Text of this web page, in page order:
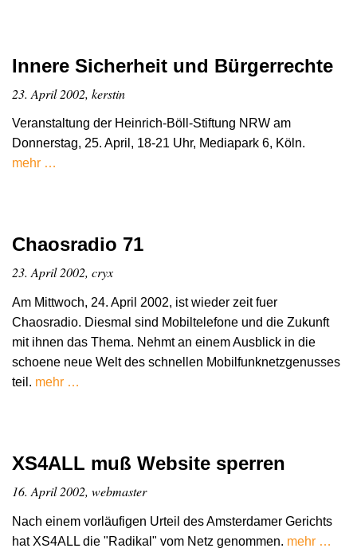
Innere Sicherheit und Bürgerrechte
23. April 2002, kerstin
Veranstaltung der Heinrich-Böll-Stiftung NRW am
Donnerstag, 25. April, 18-21 Uhr, Mediapark 6, Köln.
mehr …
Chaosradio 71
23. April 2002, cryx
Am Mittwoch, 24. April 2002, ist wieder zeit fuer
Chaosradio. Diesmal sind Mobiltelefone und die Zukunft
mit ihnen das Thema. Nehmt an einem Ausblick in die
schoene neue Welt des schnellen Mobilfunknetzgenusses
teil. mehr …
XS4ALL muß Website sperren
16. April 2002, webmaster
Nach einem vorläufigen Urteil des Amsterdamer Gerichts
hat XS4ALL die "Radikal" vom Netz genommen. mehr …